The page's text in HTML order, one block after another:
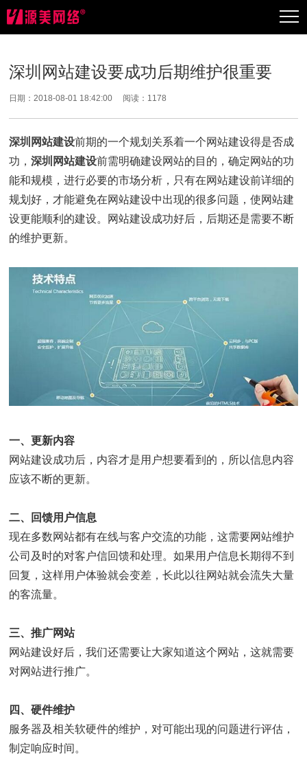
深圳网站建设要成功后期维护很重要
日期：2018-08-01 18:42:00 阅读： 1178
深圳网站建设前期的一个规划关系着一个网站建设得是否成
功，深圳网站建设前需明确建设网站的目的，确定网站的功
能和规模，进行必要的市场分析，只有在网站建设前详细的
规划好，才能避免在网站建设中出现的很多问题，使网站建
设更能顺利的建设。网站建设成功好后，后期还是需要不断
的维护更新。
一、更新内容
网站建设成功后，内容才是用户想要看到的，所以信息内容
应该不断的更新。
二、回馈用户信息
现在多数网站都有在线与客户交流的功能，这需要网站维护
公司及时的对客户信回馈和处理。如果用户信息长期得不到
回复，这样用户体验就会变差，长此以往网站就会流失大量
的客流量。
三、推广网站
网站建设好后，我们还需要让大家知道这个网站，这就需要
对网站进行推广。
四、硬件维护
服务器及相关软硬件的维护，对可能出现的问题进行评估，
制定响应时间。